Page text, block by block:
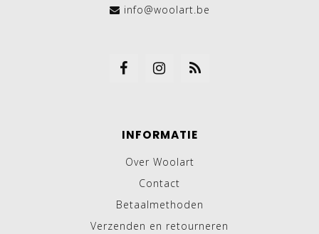
info@woolart.be
INFORMATIE
Over Woolart
Contact
Betaalmethoden
Verzenden en retourneren